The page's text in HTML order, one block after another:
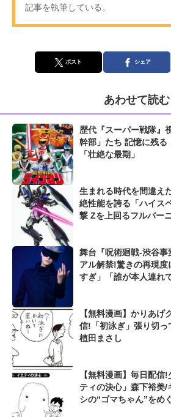
記事を執筆している。
ポスト シェア
あわせて読む
歴代『スーパー戦隊』
幹部」たち 記憶に残る
「壮絶な最期」
生まれる時代を間違え
絶性能を誇る「ハイス
撃 Zを上回るフルバーニアンにV2並みのZZガ
舞台『呪術廻戦-渋谷
アル解禁!驚きの再現度
すぎ」「誰が本人連れ
【無料漫画】かりあ
信!「初泳ぎ」張り切
植田まさし
【無料漫画】毎日配
ティの決心」森下裕美/
シの“ゴマちゃん”をめ